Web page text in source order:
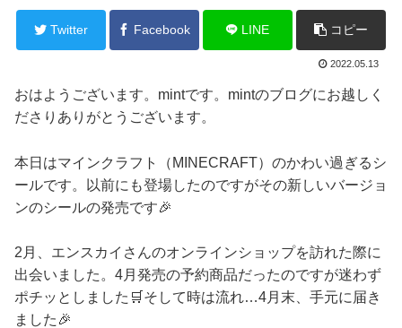
Twitter Facebook LINE コピー
2022.05.13
おはようございます。mintです。mintのブログにお越しく
ださりありがとうございます。
本日はマインクラフト（MINECRAFT）のかわい過ぎるシ
ールです。以前にも登場したのですがその新しいバージョ
ンのシールの発売です🎉
2月、エンスカイさんのオンラインショップを訪れた際に
出会いました。4月発売の予約商品だったのですが迷わず
ポチッとしました🛒そして時は流れ…4月末、手元に届き
ました🎉